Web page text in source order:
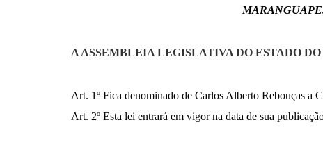
A ASSEMBLEIA LEGISLATIVA DO ESTADO
Art. 1º Fica denominado de Carlos Alberto Rebouças
Art. 2º Esta lei entrará em vigor na data de sua